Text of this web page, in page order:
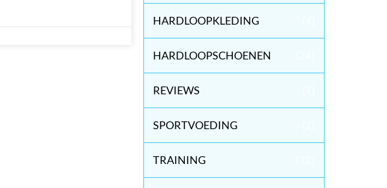
HARDLOOPKLEDING
HARDLOOPSCHOENEN
REVIEWS
SPORTVOEDING
TRAINING